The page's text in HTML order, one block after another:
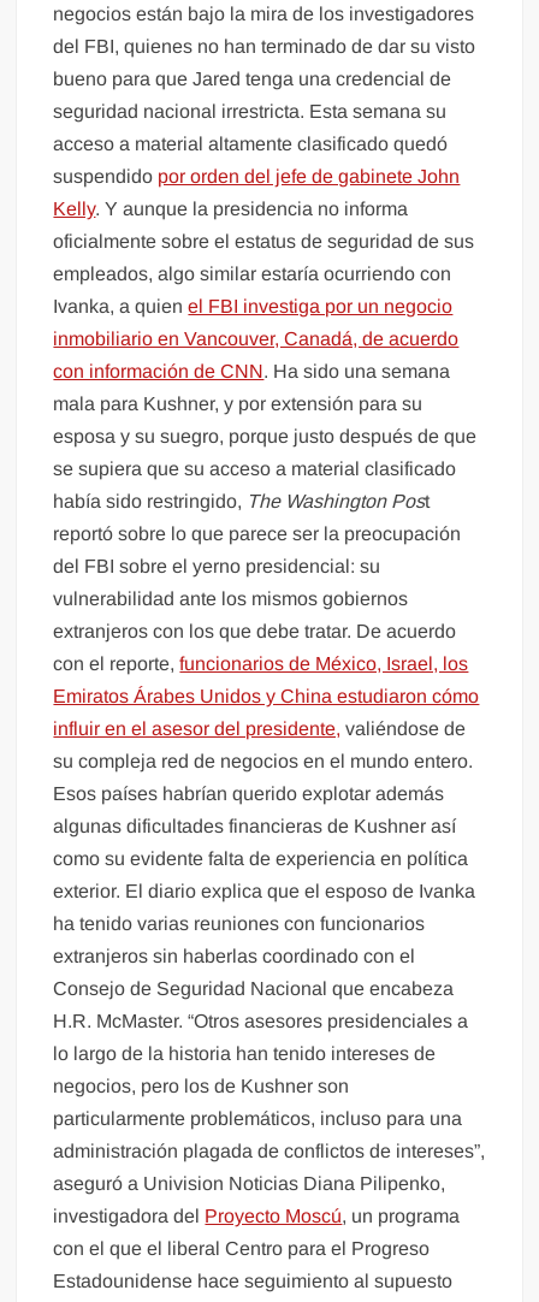
negocios están bajo la mira de los investigadores
del FBI, quienes no han terminado de dar su visto
bueno para que Jared tenga una credencial de
seguridad nacional irrestricta. Esta semana su
acceso a material altamente clasificado quedó
suspendido por orden del jefe de gabinete John
Kelly. Y aunque la presidencia no informa
oficialmente sobre el estatus de seguridad de sus
empleados, algo similar estaría ocurriendo con
Ivanka, a quienel FBI investiga por un negocio
inmobiliario en Vancouver, Canadá, de acuerdo
con información de CNN. Ha sido una semana
mala para Kushner, y por extensión para su
esposa y su suegro, porque justo después de que
se supiera que su acceso a material clasificado
había sido restringido, The Washington Post
reportó sobre lo que parece ser la preocupación
del FBI sobre el yerno presidencial: su
vulnerabilidad ante los mismos gobiernos
extranjeros con los que debe tratar. De acuerdo
con el reporte,funcionarios de México, Israel, los
Emiratos Árabes Unidos y China estudiaron cómo
influir en el asesor del presidente, valiéndose de
su compleja red de negocios en el mundo entero.
Esos países habrían querido explotar además
algunas dificultades financieras de Kushner así
como su evidente falta de experiencia en política
exterior. El diario explica que el esposo de Ivanka
ha tenido varias reuniones con funcionarios
extranjeros sin haberlas coordinado con el
Consejo de Seguridad Nacional que encabeza
H.R. McMaster. “Otros asesores presidenciales a
lo largo de la historia han tenido intereses de
negocios, pero los de Kushner son
particularmente problemáticos, incluso para una
administración plagada de conflictos de intereses”,
aseguró a Univision Noticias Diana Pilipenko,
investigadora del Proyecto Moscú, un programa
con el que el liberal Centro para el Progreso
Estadounidense hace seguimiento al supuesto